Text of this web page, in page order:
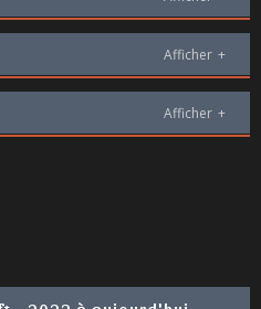
Afficher +
Afficher +